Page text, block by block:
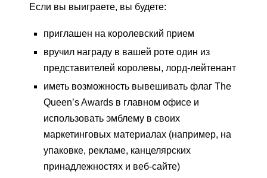
Если вы выиграете, вы будете:
приглашен на королевский прием
вручил награду в вашей роте один из
представителей королевы, лорд-лейтенант
иметь возможность вывешивать флаг The
Queen’s Awards в главном офисе и
использовать эмблему в своих
маркетинговых материалах (например, на
упаковке, рекламе, канцелярских
принадлежностях и веб-сайте)